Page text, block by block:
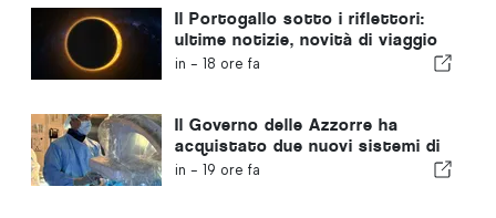
Il Portogallo sotto i riflettori:
ultime notizie, novità di viaggio
e le notizie più importanti che
in - 18 ore fa
Il Governo delle Azzorre ha
acquistato due nuovi sistemi di
chirurgia robotica
in - 19 ore fa